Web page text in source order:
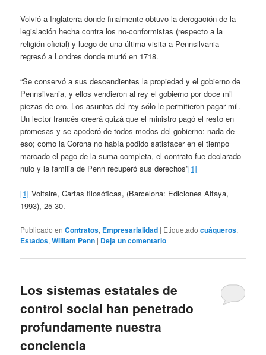
Volvió a Inglaterra donde finalmente obtuvo la derogación de la
legislación hecha contra los no-conformistas (respecto a la
religión oficial) y luego de una última visita a Pennsilvania
regresó a Londres donde murió en 1718.
“Se conservó a sus descendientes la propiedad y el gobierno de
Pennsilvania, y ellos vendieron al rey el gobierno por doce mil
piezas de oro. Los asuntos del rey sólo le permitieron pagar mil.
Un lector francés creerá quizá que el ministro pagó el resto en
promesas y se apoderó de todos modos del gobierno: nada de
eso; como la Corona no había podido satisfacer en el tiempo
marcado el pago de la suma completa, el contrato fue declarado
nulo y la familia de Penn recuperó sus derechos”[1]
[1] Voltaire, Cartas filosóficas, (Barcelona: Ediciones Altaya,
1993), 25-30.
Publicado en Contratos, Empresarialidad | Etiquetado cuáqueros,
Estados,William Penn | Deja un comentario
Los sistemas estatales de
control social han penetrado
profundamente nuestra
conciencia